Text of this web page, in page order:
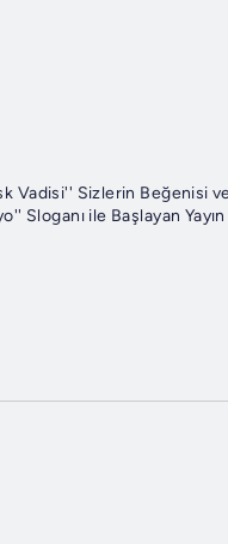
Vadisi'' Sizlerin Beğenisi
ile Başlayan Yayın